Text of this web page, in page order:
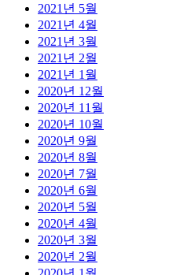
2021년 5월
2021년 4월
2021년 3월
2021년 2월
2021년 1월
2020년 12월
2020년 11월
2020년 10월
2020년 9월
2020년 8월
2020년 7월
2020년 6월
2020년 5월
2020년 4월
2020년 3월
2020년 2월